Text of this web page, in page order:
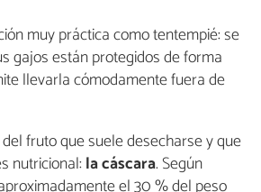
muy práctica como tentempié: se
gajos están protegidos de forma
llevarla cómodamente fuera de
fruto que suele desecharse y que
nutricional:la cáscara. Según